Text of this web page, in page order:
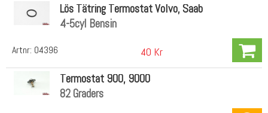
Artnr: 04396
Lös Tätring Termostat Volvo, Saab
4-5cyl Bensin
40 Kr
Termostat 900, 9000
82 Graders